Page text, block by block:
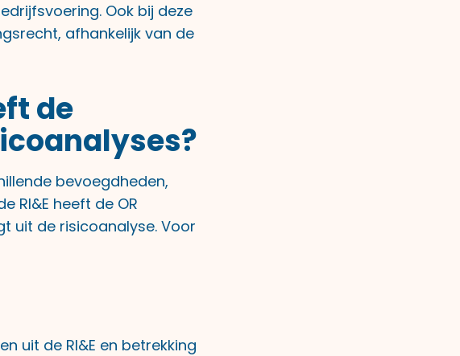
Ook bij deze
afhankelijk van de
de
bevoegdheden,
RI&E heeft de OR
uit de risicoanalyse. Voor
uit de RI&E en betrekking